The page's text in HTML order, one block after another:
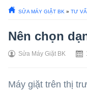
SỬA MÁY GIẶT BK » TƯ
Nên chọn
Sửa Máy Giặt BK
Máy giặt trên thị